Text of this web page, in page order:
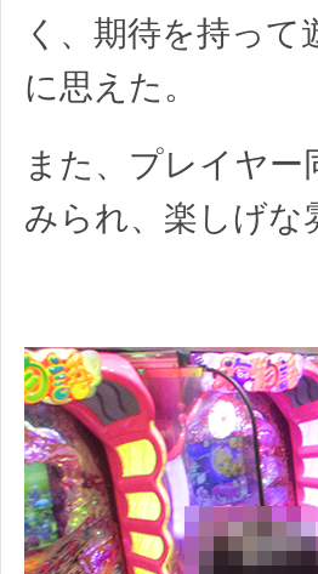
く、期待を持っ
に思えた。
また、プレイヤ
みられ、楽しげな